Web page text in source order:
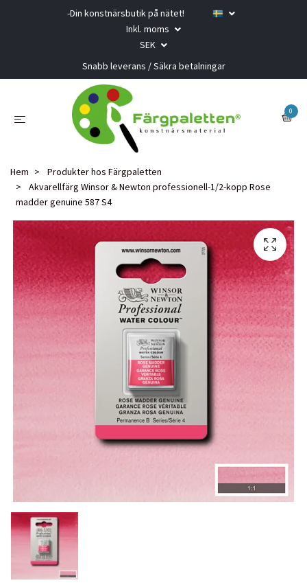
-Din konstnärsbutik på nätet!
Inkl. moms
SEK
Snabb leverans / Säkra betalningar
0
Hem
Produkter hos Färgpaletten
Akvarellfärg Winsor & Newton professionell-1/2-kopp Rose
madder genuine 587 S4